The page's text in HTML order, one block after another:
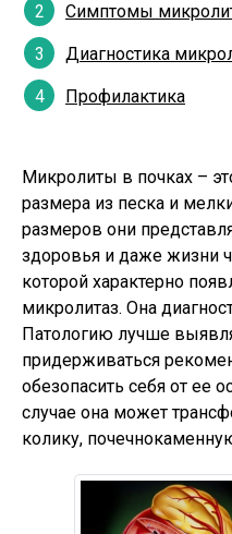
Симптомы
Диагностика
Профилактика
Микролиты в почках –
размера из песка и
размеров они
здоровья и даже жизни
которой характерно
микролитаз. Она
Патологию лучше
придерживаться
обезопасить себя от ее
случае она может
колику,